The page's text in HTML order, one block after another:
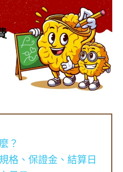
？
格、保證金、結算日